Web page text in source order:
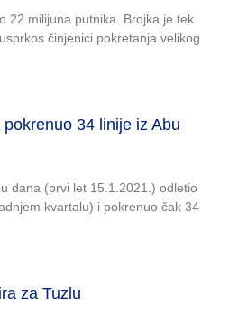
22 milijuna putnika. Brojka je tek
činjenici pokretanja velikog
34 linije iz Abu
dana (prvi let 15.1.2021.) odletio
kvartalu) i pokrenuo čak 34
za Tuzlu